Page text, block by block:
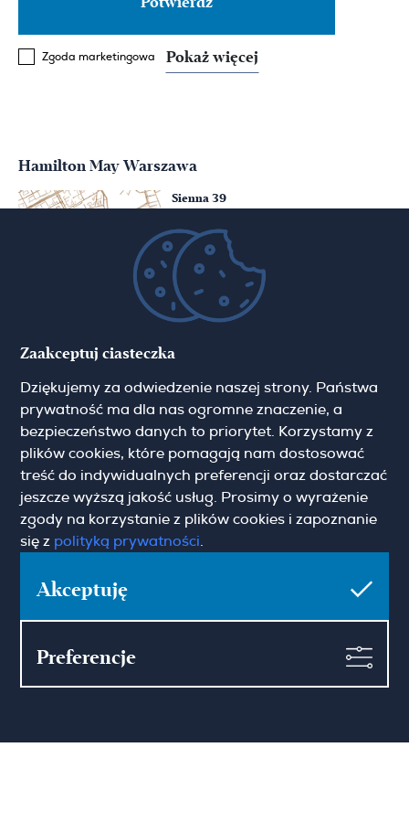
Zgoda marketingowa Pokaż więcej
Hamilton May Warszawa
Sienna 39
(+48) 22 428 16 15
warsaw@hamiltonmay.com
31-117 Krakow
(+48) 12 426 51 26
krakow@hamiltonmay.com
Hamilton May Wrocław
Zaakceptuj ciasteczka
Dziękujemy za odwiedzenie naszej strony. Państwa
prywatność ma dla nas ogromne znaczenie, a
bezpieczeństwo danych to priorytet. Korzystamy z
plików cookies, które pomagają nam dostosować
treść do indywidualnych preferencji oraz dostarczać
jeszcze wyższą jakość usług. Prosimy o wyrażenie
zgody na korzystanie z plików cookies i zapoznanie
się z polityką prywatności
Akceptuję
Preferencje